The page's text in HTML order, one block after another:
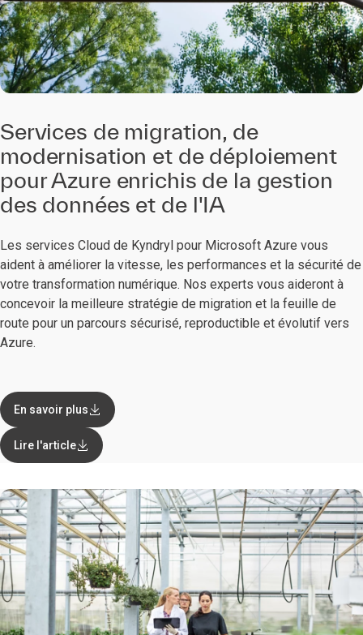
Services de migration, de
modernisation et de déploiement
pour Azure enrichis de la gestion
des données et de l'IA
Les services Cloud de Kyndryl pour Microsoft Azure vous
aident à améliorer la vitesse, les performances et la sécurité de
votre transformation numérique. Nos experts vous aideront à
concevoir la meilleure stratégie de migration et la feuille de
route pour un parcours sécurisé, reproductible et évolutif vers
Azure.
En savoir plus
Lire l'article